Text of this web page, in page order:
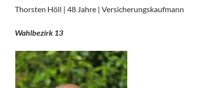
Thorsten Höll | 48 Jahre | Versicherungskaufmann
Wahlbezirk 13